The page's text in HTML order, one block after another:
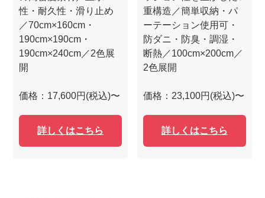
性・耐久性・滑り止め
／70cm×160cm・
190cm×190cm・
190cm×240cm／2色展
開
価格：17,600円(税込)〜
詳しくはこちら
重構造／簡単収納・パ
ーテーション使用可・
防ダニ・防臭・調湿・
断熱／100cm×200cm／
2色展開
価格：23,100円(税込)〜
詳しくはこちら